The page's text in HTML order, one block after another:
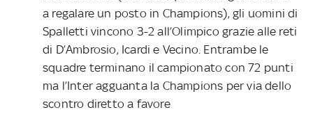
a regalare un posto in Champions), gli uomini di
Spalletti vincono 3-2 all’Olimpico grazie alle reti
di D’Ambrosio, Icardi e Vecino. Entrambe le
squadre terminano il campionato con 72 punti
ma l’Inter agguanta la Champions per via dello
scontro diretto a favore